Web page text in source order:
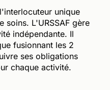
unique
soins. L'URSSAF gère
indépendante. Il
fusionnant les 2
ses obligations
chaque activité.